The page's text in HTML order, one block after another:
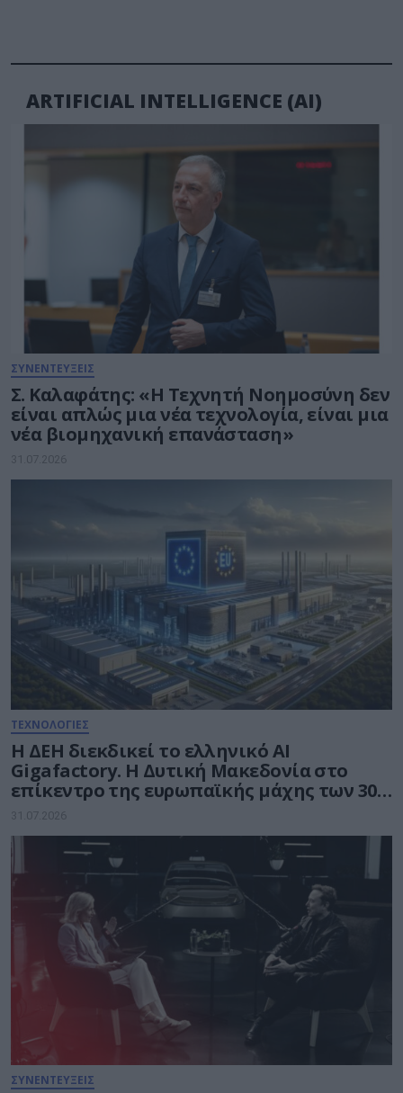
ARTIFICIAL INTELLIGENCE (AI)
ΣΥΝΕΝΤΕΥΞΕΙΣ
Σ. Καλαφάτης: «Η Τεχνητή Νοημοσύνη δεν
είναι απλώς μια νέα τεχνολογία, είναι μια
νέα βιομηχανική επανάσταση»
31.07.2026
ΤΕΧΝΟΛΟΓΙΕΣ
Η ΔΕΗ διεκδικεί το ελληνικό AI
Gigafactory. Η Δυτική Μακεδονία στο
επίκεντρο της ευρωπαϊκής μάχης των 30
δισ. ευρώ για την Τεχνητή Νοημοσύνη
31.07.2026
ΣΥΝΕΝΤΕΥΞΕΙΣ